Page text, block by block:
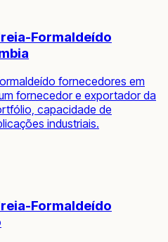
Formaldeído
fornecedores em
fornecedor e exportador da
capacidade de
industriais.
Formaldeído